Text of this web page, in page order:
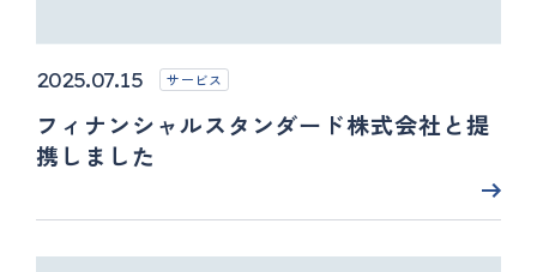
2025.07.15 サービス
フィナンシャルスタンダード株式会社と提
携しました